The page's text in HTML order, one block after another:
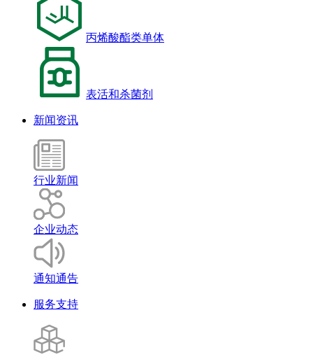
丙烯酸酯类单体
表活和杀菌剂
新闻资讯
行业新闻
企业动态
通知通告
服务支持